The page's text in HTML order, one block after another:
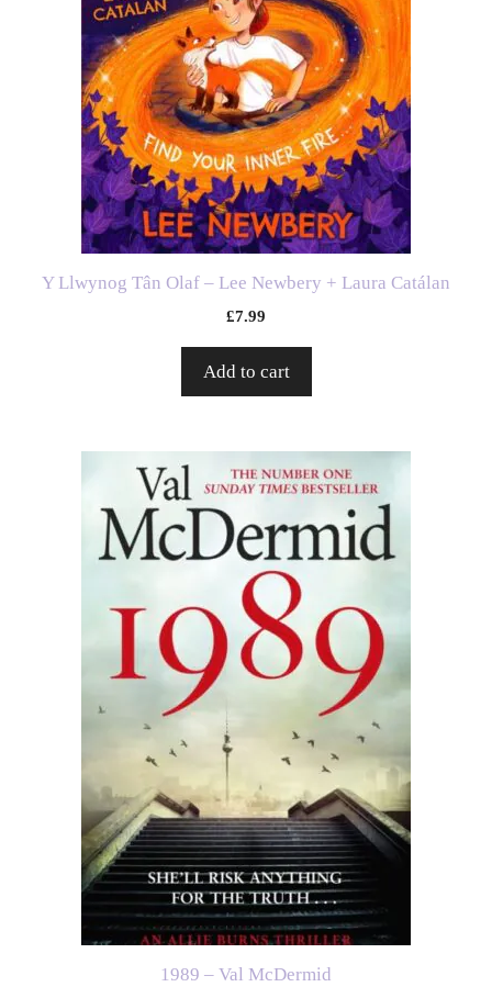
Y Llwynog Tân Olaf – Lee Newbery + Laura Catálan
£7.99
Add to cart
1989 – Val McDermid